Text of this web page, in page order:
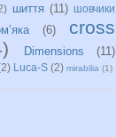
шиття (11) шовчики
(6)
cross
Dimensions (11)
Luca-S (2) mirabilia (1)